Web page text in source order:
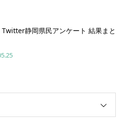
Twitter静岡県民アンケート 結果まと